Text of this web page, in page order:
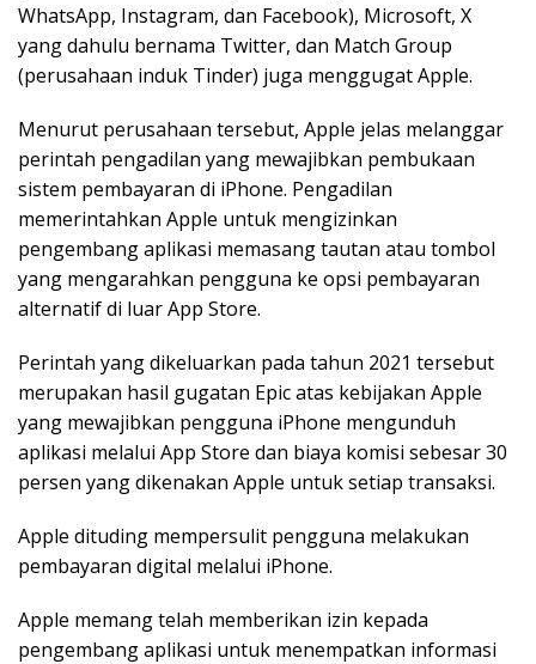
WhatsApp, Instagram, dan Facebook), Microsoft, X
yang dahulu bernama Twitter, dan Match Group
(perusahaan induk Tinder) juga menggugat Apple.
Menurut perusahaan tersebut, Apple jelas melanggar
perintah pengadilan yang mewajibkan pembukaan
sistem pembayaran di iPhone. Pengadilan
memerintahkan Apple untuk mengizinkan
pengembang aplikasi memasang tautan atau tombol
yang mengarahkan pengguna ke opsi pembayaran
alternatif di luar App Store.
Perintah yang dikeluarkan pada tahun 2021 tersebut
merupakan hasil gugatan Epic atas kebijakan Apple
yang mewajibkan pengguna iPhone mengunduh
aplikasi melalui App Store dan biaya komisi sebesar 30
persen yang dikenakan Apple untuk setiap transaksi.
Apple dituding mempersulit pengguna melakukan
pembayaran digital melalui iPhone.
Apple memang telah memberikan izin kepada
pengembang aplikasi untuk menempatkan informasi